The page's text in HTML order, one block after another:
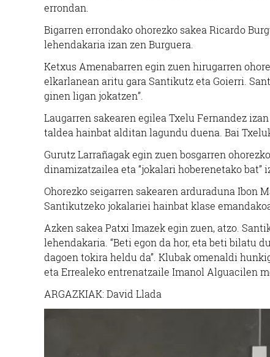
errondan.
Bigarren errondako ohorezko sakea Ricardo
lehendakaria izan zen Burguera.
Ketxus Amenabarren egin zuen hirugarren
elkarlanean aritu gara Santikutz eta Goierri.
ginen ligan jokatzen”.
Laugarren sakearen egilea Txelu Fernandez
taldea hainbat alditan lagundu duena. Bai
Gurutz Larrañagak egin zuen bosgarren
dinamizatzailea eta “jokalari hoberenetako bat”
Ohorezko seigarren sakearen arduraduna Ibon
Santikutzeko jokalariei hainbat klase
Azken sakea Patxi Imazek egin zuen, atzo.
lehendakaria. “Beti egon da hor, eta beti bilatu
dagoen tokira heldu da”. Klubak omenaldi
eta Errealeko entrenatzaile Imanol Alguacilen
ARGAZKIAK: David Llada